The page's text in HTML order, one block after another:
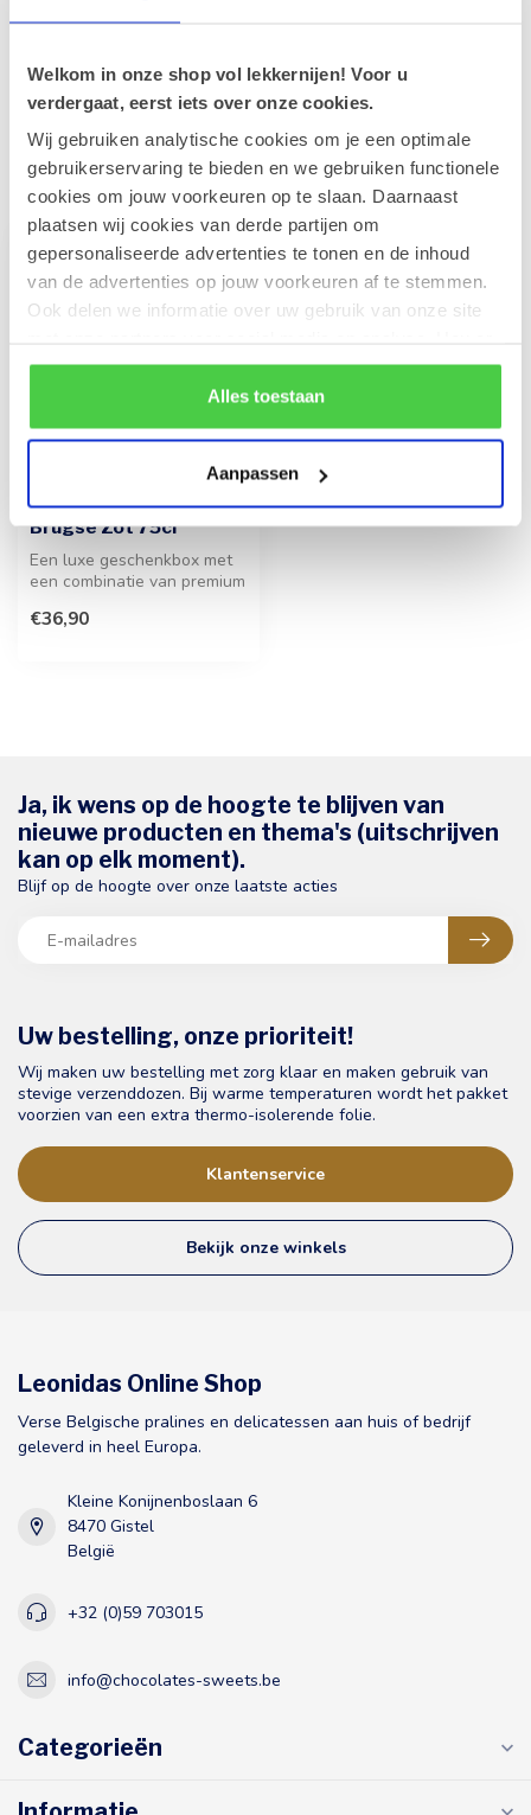
Welkom in onze shop vol lekkernijen! Voor u
verdergaat, eerst iets over onze cookies.
Wij gebruiken analytische cookies om je een optimale
gebruikerservaring te bieden en we gebruiken functionele
cookies om jouw voorkeuren op te slaan. Daarnaast
plaatsen wij cookies van derde partijen om
gepersonaliseerde advertenties te tonen en de inhoud
van de advertenties op jouw voorkeuren af te stemmen.
Ook delen we informatie over uw gebruik van onze site
rekening mee dat als je bepaalde cookies blokkeert, het
de correcte werking van de website kan verstoren.
Alles toestaan
Aanpassen
Leonidas 500g Pralines en fles
Op voorraad
Recent bekeken
500g Pralines en fles
Brugse Zot 75cl
Een luxe geschenkbox met
een combinatie van premium
...
€36,90
Uw bestelling, onze prioriteit!
Wij maken uw bestelling met zorg klaar en maken gebruik van
stevige verzenddozen. Bij warme temperaturen wordt het pakket
voorzien van een extra thermo-isolerende folie.
Klantenservice
Bekijk onze winkels
Ja, ik wens op de hoogte te blijven van
nieuwe producten en thema's (uitschrijven
kan op elk moment).
Blijf op de hoogte over onze laatste acties
Leonidas Online Shop
Verse Belgische pralines en delicatessen aan huis of bedrijf
geleverd in heel Europa.
Kleine Konijnenboslaan 6
8470 Gistel
België
+32 (0)59 703015
info@chocolates-sweets.be
Categorieën